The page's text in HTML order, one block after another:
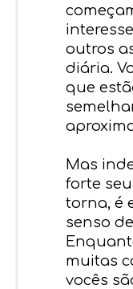
outros
diária.
que
Mas
forte
torna, é
senso
muitas
vocês